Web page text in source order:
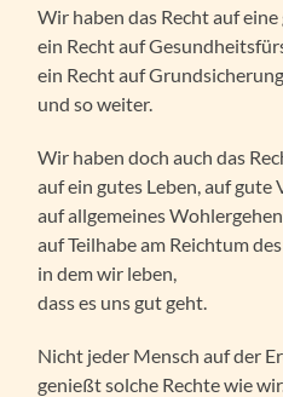
Wir haben das Recht auf
ein Recht auf
ein Recht auf Grundsicherung
und so weiter.
Wir haben doch auch das
auf ein gutes Leben, auf gute
auf allgemeines Wohlergehen,
auf Teilhabe am Reichtum des
in dem wir leben,
dass es uns gut geht.
Nicht jeder Mensch auf der
genießt solche Rechte wie wir.